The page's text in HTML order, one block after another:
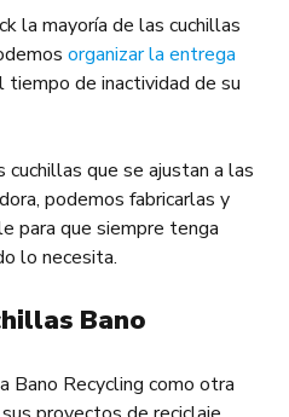
la mayoría de las cuchillas
organizar la entrega
tiempo de inactividad de su
que se ajustan a las
podemos fabricarlas y
para que siempre tenga
lo necesita.
Bano
Bano Recycling como otra